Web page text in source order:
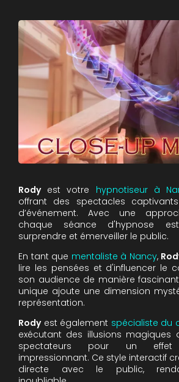
Rodyest votre hypnotiseur à
offrant des spectacles
d’événement. Avec une
chaque séance d'hypnose
surprendre et émerveiller le public.
En tant que mentaliste à Nancy,
lire les pensées et d'influencer le
son audience de manière
unique ajoute une dimension
représentation.
Rodyest également spécialiste du
exécutant des illusions magiques
spectateurs pour un
impressionnant. Ce style interactif
directe avec le public,